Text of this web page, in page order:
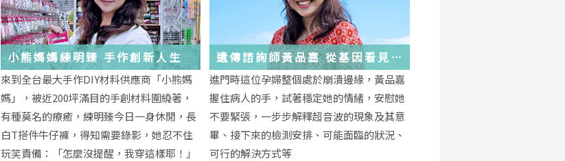
小熊媽媽練明臻 手作創新人生
來到全台最大手作DIY材料供應商「小熊媽
媽」，被近200坪滿目的手創材料圍繞著，
有種莫名的療癒，練明臻今日一身休閒，長
白T搭件牛仔褲，得知需要錄影，她忍不住
玩笑責備：「怎麼沒提醒，我穿這樣耶！」
遺傳諮詢師黃品嘉 從基因看見
未來
進門時這位孕婦整個處於崩潰邊緣，黃品嘉
握住病人的手，試著穩定她的情緒，安慰她
不要緊張，一步步解釋超音波的現象及其意
畢、接下來的檢測安排、可能面臨的狀況、
可行的解決方式等